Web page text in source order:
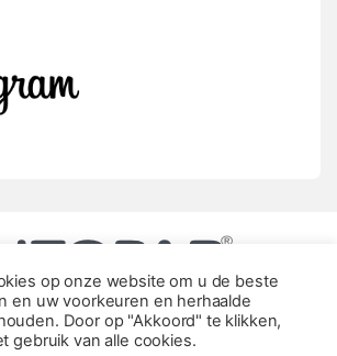
op onze website om u de beste
en uw voorkeuren en herhaalde
Door op "Akkoord" te klikken,
gebruik van alle cookies.